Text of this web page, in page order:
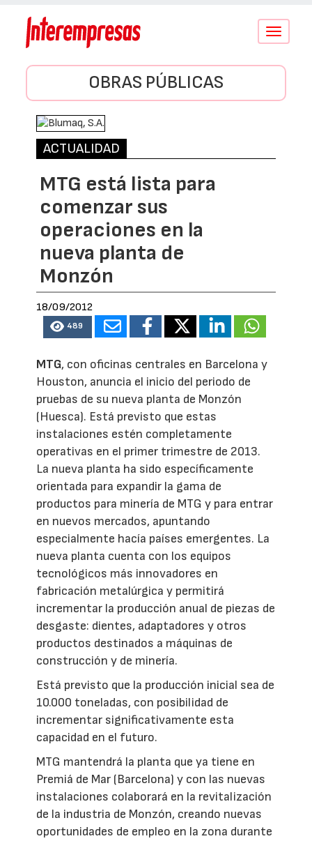
Conmutar
OBRAS PÚBLICAS
ACTUALIDAD
MTG está lista para
comenzar sus
operaciones en la
nueva planta de
Monzón
18/09/2012
489
MTG, con oficinas centrales en Barcelona y
Houston, anuncia el inicio del periodo de
pruebas de su nueva planta de Monzón
(Huesca). Está previsto que estas
instalaciones estén completamente
operativas en el primer trimestre de 2013.
La nueva planta ha sido específicamente
orientada para expandir la gama de
productos para minería de MTG y para entrar
en nuevos mercados, apuntando
especialmente hacía países emergentes. La
nueva planta cuenta con los equipos
tecnológicos más innovadores en
fabricación metalúrgica y permitirá
incrementar la producción anual de piezas de
desgaste: dientes, adaptadores y otros
productos destinados a máquinas de
construcción y de minería.
Está previsto que la producción inicial sea de
10.000 toneladas, con posibilidad de
incrementar significativamente esta
capacidad en el futuro.
MTG mantendrá la planta que ya tiene en
Premiá de Mar (Barcelona) y con las nuevas
instalaciones colaborará en la revitalización
de la industria de Monzón, creando nuevas
oportunidades de empleo en la zona durante